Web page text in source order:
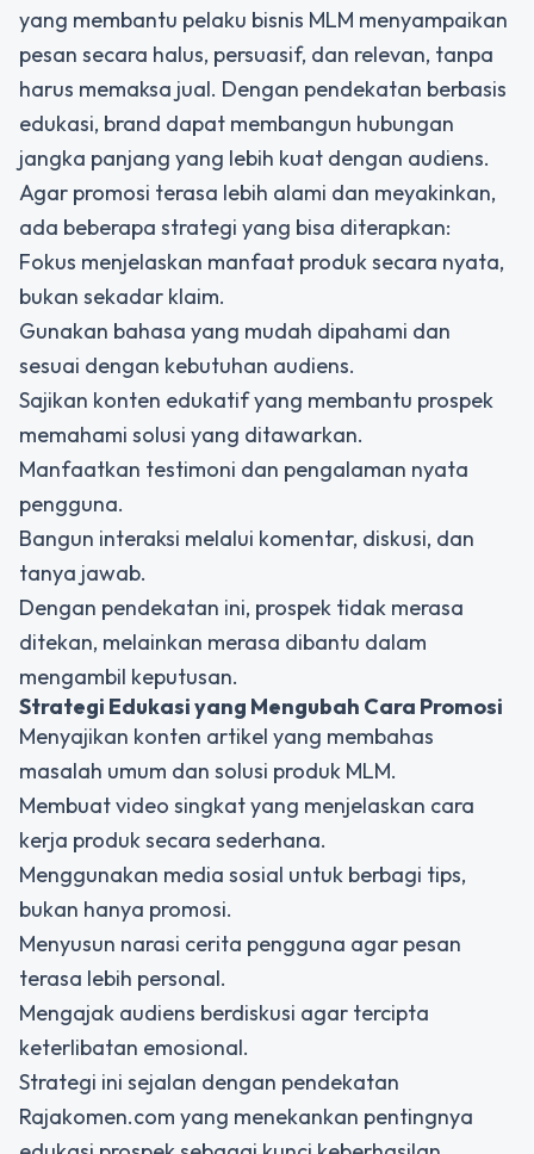
yang membantu pelaku bisnis MLM menyampaikan
pesan secara halus, persuasif, dan relevan, tanpa
harus memaksa jual. Dengan pendekatan berbasis
edukasi, brand dapat membangun hubungan
jangka panjang yang lebih kuat dengan audiens.
Agar promosi terasa lebih alami dan meyakinkan,
ada beberapa strategi yang bisa diterapkan:
Fokus menjelaskan manfaat produk secara nyata,
bukan sekadar klaim.
Gunakan bahasa yang mudah dipahami dan
sesuai dengan kebutuhan audiens.
Sajikan konten edukatif yang membantu prospek
memahami solusi yang ditawarkan.
Manfaatkan testimoni dan pengalaman nyata
pengguna.
Bangun interaksi melalui komentar, diskusi, dan
tanya jawab.
Dengan pendekatan ini, prospek tidak merasa
ditekan, melainkan merasa dibantu dalam
mengambil keputusan.
Strategi Edukasi yang Mengubah Cara Promosi
Menyajikan konten artikel yang membahas
masalah umum dan solusi produk MLM.
Membuat video singkat yang menjelaskan cara
kerja produk secara sederhana.
Menggunakan media sosial untuk berbagi tips,
bukan hanya promosi.
Menyusun narasi cerita pengguna agar pesan
terasa lebih personal.
Mengajak audiens berdiskusi agar tercipta
keterlibatan emosional.
Strategi ini sejalan dengan pendekatan
Rajakomen.com yang menekankan pentingnya